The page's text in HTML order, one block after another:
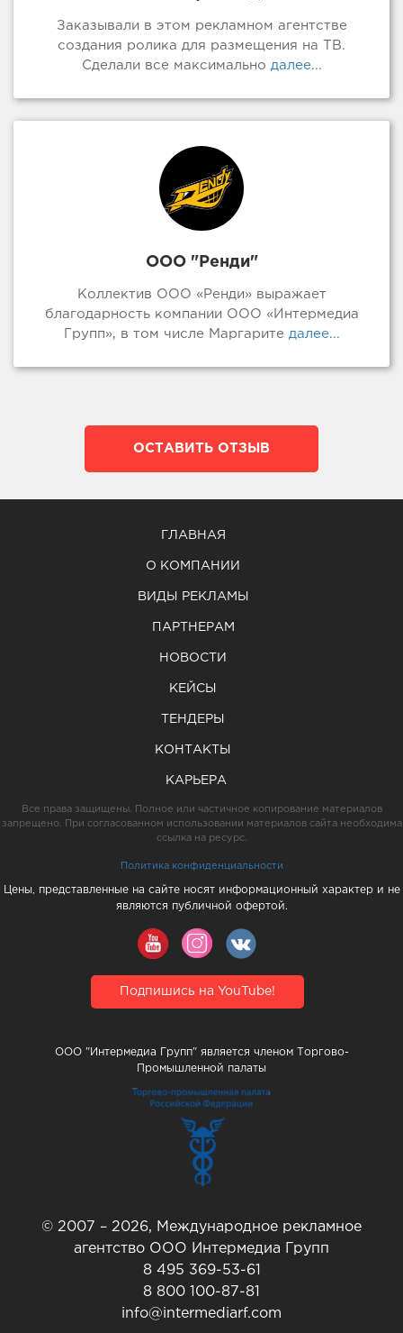
Заказывали в этом рекламном агентстве
создания ролика для размещения на ТВ.
Сделали все максимально далее...
ООО "Ренди"
Коллектив ООО «Ренди» выражает
благодарность компании ООО «Интермедиа
Групп», в том числе Маргарите далее...
ОСТАВИТЬ ОТЗЫВ
ГЛАВНАЯ
О КОМПАНИИ
ВИДЫ РЕКЛАМЫ
ПАРТНЕРАМ
НОВОСТИ
КЕЙСЫ
ТЕНДЕРЫ
КОНТАКТЫ
КАРЬЕРА
Все права защищены. Полное или частичное копирование материалов
запрещено. При согласованном использовании материалов сайта необходима
ссылка на ресурс.
Политика конфиденциальности
Цены, представленные на сайте носят информационный характер и не
являются публичной офертой.
Подпишись на YouTube!
ООО "Интермедиа Групп" является членом Торгово-
Промышленной палаты
© 2007 – 2026, Международное рекламное
агентство ООО Интермедиа Групп
8 495 369-53-61
8 800 100-87-81
info@intermediarf.com